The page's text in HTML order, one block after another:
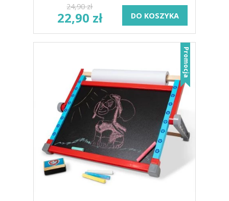
24,90 zł
22,90 zł DO KOSZYKA
Promocja